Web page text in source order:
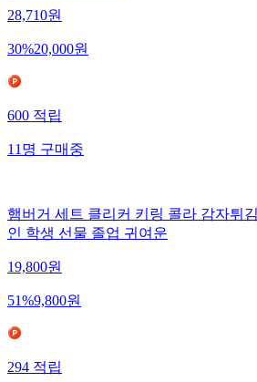
28,710원
30%20,000원
600적립
11명구매중
햄버거 세트 클리커 키링 콜라 감자튀
인 학생 선물 졸업 귀여운
19,800원
51%9,800원
294적립